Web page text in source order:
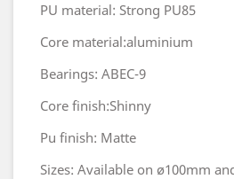
PU material: Strong PU85
Core material:aluminium
Bearings: ABEC-9
Core finish:Shinny
Pu finish: Matte
Sizes: Available on ø100mm